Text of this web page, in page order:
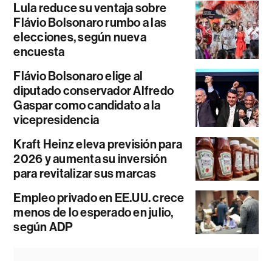
Lula reduce su ventaja sobre
Flávio Bolsonaro rumbo a las
elecciones, según nueva
encuesta
Flávio Bolsonaro elige al
diputado conservador Alfredo
Gaspar como candidato a la
vicepresidencia
Kraft Heinz eleva previsión para
2026 y aumenta su inversión
para revitalizar sus marcas
Empleo privado en EE.UU. crece
menos de lo esperado en julio,
según ADP